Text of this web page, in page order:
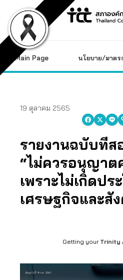
content
Main Page นโยบาย/มาตร
19 ตุลาคม 2565
รายงานฉบับที่ส
“ไม่ควรอนุญาต
เพราะไม่เกิดปร
เศรษฐกิจและสั
Getting your Trinity